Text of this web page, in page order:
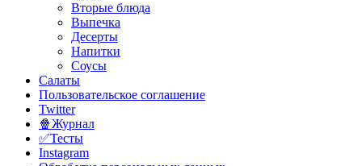
Вторые блюда
Выпечка
Десерты
Напитки
Соусы
Салаты
Пользовательское соглашение
Twitter
🍿Журнал
✅Тесты
Instagram